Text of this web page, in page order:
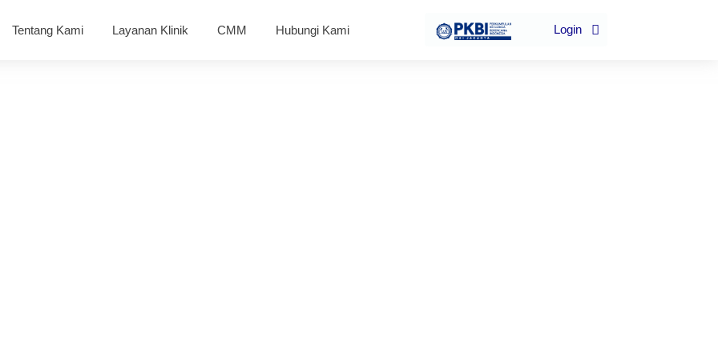
Tentang Kami Layanan Klinik CMM Hubungi Kami Login